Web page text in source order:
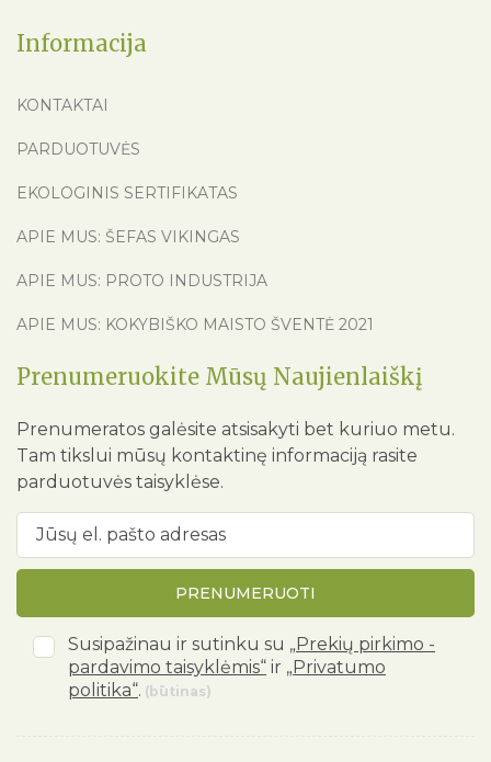
Informacija
KONTAKTAI
PARDUOTUVĖS
EKOLOGINIS SERTIFIKATAS
APIE MUS: ŠEFAS VIKINGAS
APIE MUS: PROTO INDUSTRIJA
APIE MUS: KOKYBIŠKO MAISTO ŠVENTĖ 2021
Prenumeruokite Mūsų Naujienlaiškį
Prenumeratos galėsite atsisakyti bet kuriuo metu.
Tam tikslui mūsų kontaktinę informaciją rasite
parduotuvės taisyklėse.
PRENUMERUOTI
Susipažinau ir sutinku su „Prekių pirkimo -
pardavimo taisyklėmis“ ir „Privatumo
politika“. (būtinas)